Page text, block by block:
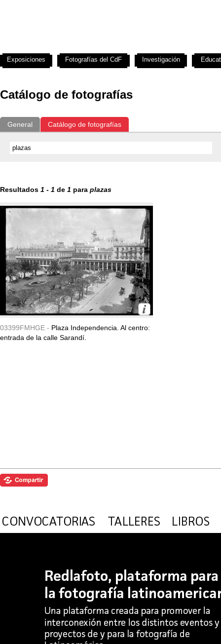
Catálogo de fotografías
General Catálogo de fotografías
Resultados 1 - 1 de 1 para plazas
03399FMHGE - Plaza Independencia. Al centro:
entrada de la calle Sarandí.
Exposiciones Fotografías del CdF Investigación